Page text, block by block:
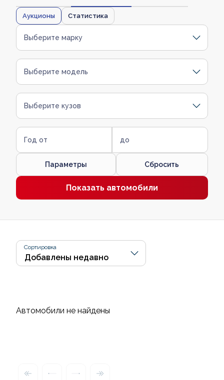
Аукционы Статистика
Выберите марку
Выберите модель
Выберите кузов
Год от до
Параметры Сбросить
Показать автомобили
Сортировка
Автомобили не найдены